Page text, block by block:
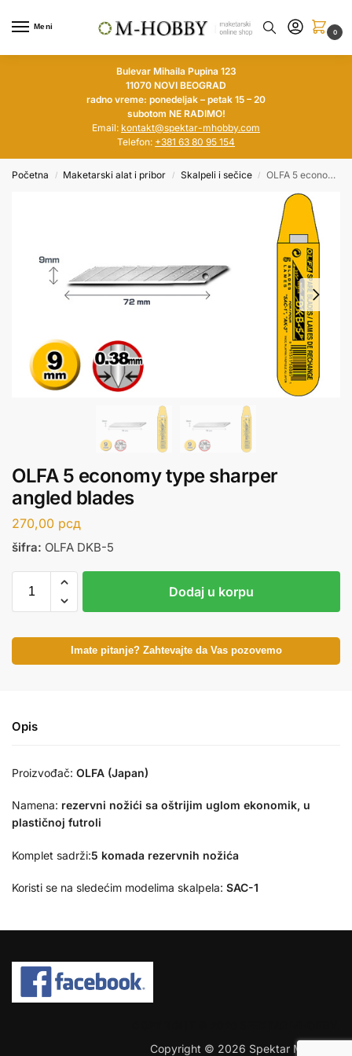
Meni
0
Bulevar Mihaila Pupina 123
11070 NOVI BEOGRAD
radno vreme: ponedeljak – petak 15 – 20
subotom NE RADIMO!
Email: kontakt@spektar-mhobby.com
Telefon: +381 63 80 95 154
Početna / Maketarski alat i pribor / Skalpeli i sečice / OLFA 5 economy type sharper angled blades
OLFA 5 economy type sharper
angled blades
270,00 рсд
šifra: OLFA DKB-5
Dodaj u korpu
Imate pitanje? Zahtevajte da Vas pozovemo
Opis
Proizvođač: OLFA (Japan)
Namena: rezervni nožići sa oštrijim uglom ekonomik, u
plastičnoj futroli
Komplet sadrži:5 komada rezervnih nožića
Koristi se na sledećim modelima skalpela: SAC-1
Copyright © 2026 Spektar MHobby.